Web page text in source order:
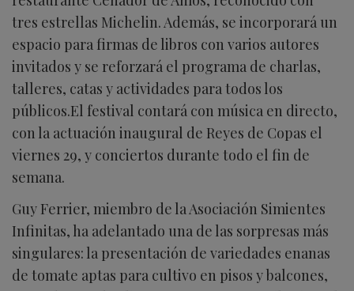
tres estrellas Michelin. Además, se incorporará un
espacio para firmas de libros con varios autores
invitados y se reforzará el programa de charlas,
talleres, catas y actividades para todos los
públicos.El festival contará con música en directo,
con la actuación inaugural de Reyes de Copas el
viernes 29, y conciertos durante todo el fin de
semana.
Guy Ferrier, miembro de la Asociación Simientes
Infinitas, ha adelantado una de las sorpresas más
singulares: la presentación de variedades enanas
de tomate aptas para cultivo en pisos y balcones,